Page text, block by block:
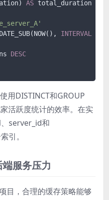
AS
INTERVAL
DESC
用DISTINCT和GROUP
活跃度统计的效率。在实
server_id和
引。
服务压力
目，合理的缓存策略能够